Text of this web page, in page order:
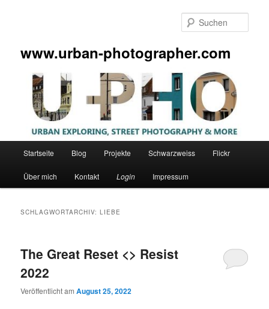
www.urban-photographer.com
Startseite Blog Projekte Schwarzweiss Flickr
Über mich Kontakt Login Impressum
SCHLAGWORTARCHIV:LIEBE
The Great Reset <> Resist
2022
Veröffentlicht amAugust 25, 2022